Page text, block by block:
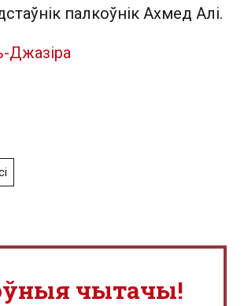
палкоўнік Ахмед Алі.
Джазіра
чытачы!